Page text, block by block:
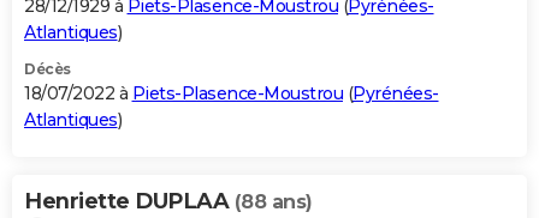
28/12/1929 à Piets-Plasence-Moustrou (Pyrénées-
Atlantiques)
Décès
18/07/2022 à Piets-Plasence-Moustrou (Pyrénées-
Atlantiques)
Henriette DUPLAA (88 ans)